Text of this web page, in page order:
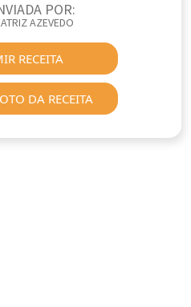
POR:
AZEVEDO
RECEITA
DA RECEITA